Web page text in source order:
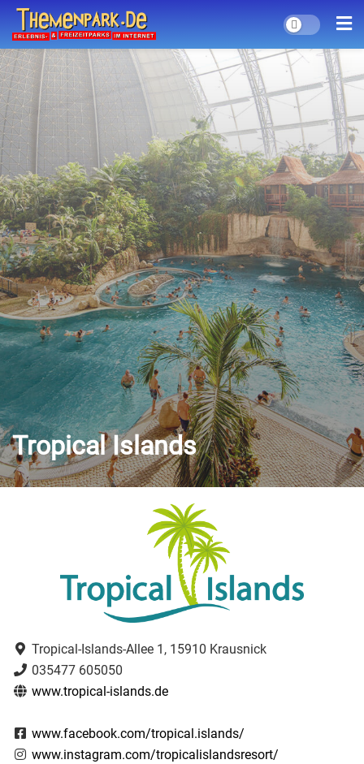
Tropical Islands
Tropical-Islands-Allee 1, 15910 Krausnick
035477 605050
www.tropical-islands.de
www.facebook.com/tropical.islands/
www.instagram.com/tropicalislandsresort/